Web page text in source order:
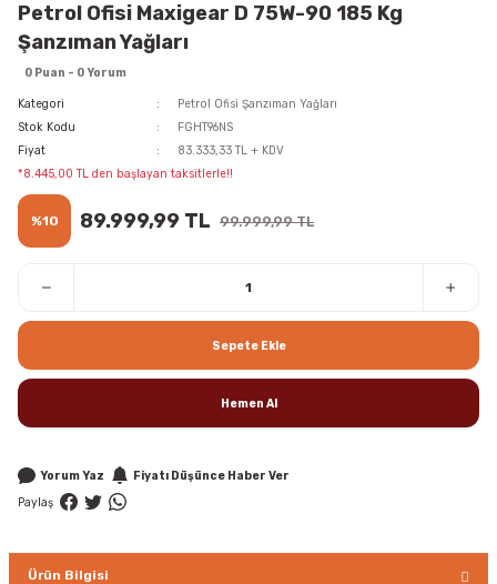
Petrol Ofisi Maxigear D 75W-90 185 Kg
Şanzıman Yağları
0 Puan - 0 Yorum
Kategori
Petrol Ofisi Şanzıman Yağları
Stok Kodu
FGHT96NS
Fiyat
83.333,33 TL + KDV
*8.445,00 TL den başlayan taksitlerle!!
%10 89.999,99 TL 99.999,99 TL
Sepete Ekle
Hemen Al
Yorum Yaz
Fiyatı Düşünce Haber Ver
Paylaş
Ürün Bilgisi